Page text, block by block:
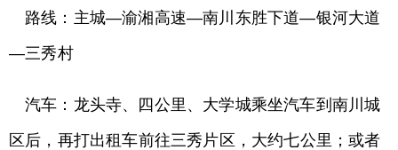
路线：主城—渝湘高速—南川东胜下道—银河大道
—三秀村
汽车：龙头寺、四公里、大学城乘坐汽车到南川城
区后，再打出租车前往三秀片区，大约七公里；或者